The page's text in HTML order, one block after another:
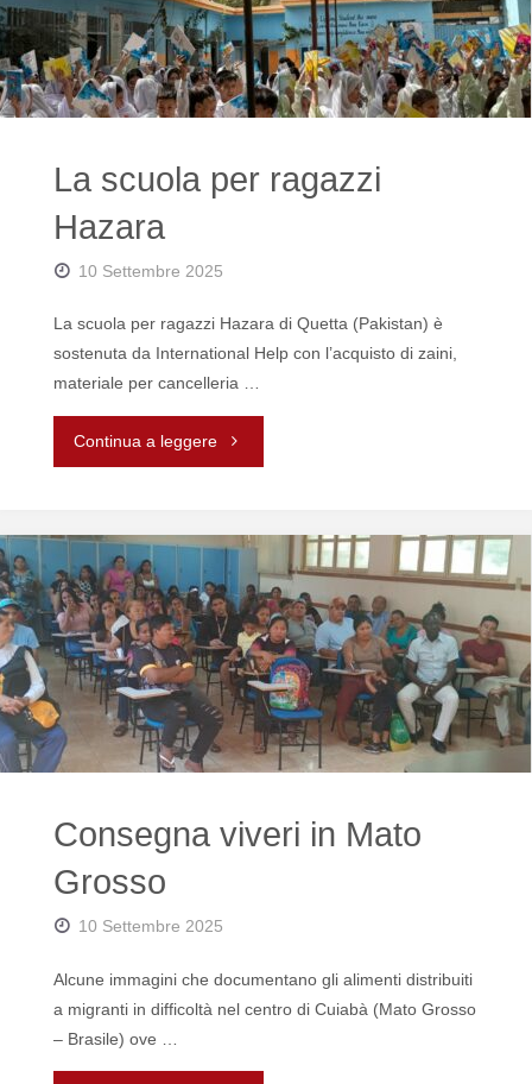
di
Lare"
La scuola per ragazzi
Hazara
10 Settembre 2025
La scuola per ragazzi Hazara di Quetta (Pakistan) è
sostenuta da International Help con l’acquisto di zaini,
materiale per cancelleria …
Continua a leggere"La
per
ragazzi
Hazara"
Consegna viveri in Mato
Grosso
10 Settembre 2025
Alcune immagini che documentano gli alimenti distribuiti
a migranti in difficoltà nel centro di Cuiabà (Mato Grosso
– Brasile) ove …